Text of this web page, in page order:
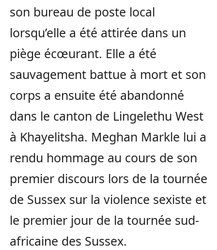
son bureau de poste local
lorsqu’elle a été attirée dans un
piège écœurant. Elle a été
sauvagement battue à mort et son
corps a ensuite été abandonné
dans le canton de Lingelethu West
à Khayelitsha. Meghan Markle lui a
rendu hommage au cours de son
premier discours lors de la tournée
de Sussex sur la violence sexiste et
le premier jour de la tournée sud-
africaine des Sussex.